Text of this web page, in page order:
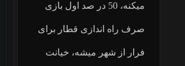
میکنه، 50 در صد اول بازی
صرف راه اندازی قطار برای
فرار از شهر میشه، خیانت